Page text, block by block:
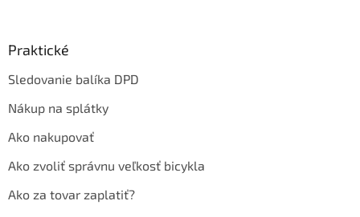
Praktické
Sledovanie balíka DPD
Nákup na splátky
Ako nakupovať
Ako zvoliť správnu veľkosť bicykla
Ako za tovar zaplatiť?